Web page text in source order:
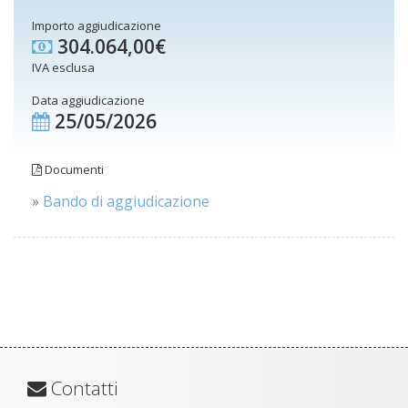
Importo aggiudicazione
304.064,00€
IVA esclusa
Data aggiudicazione
25/05/2026
Documenti
» Bando di aggiudicazione
Contatti